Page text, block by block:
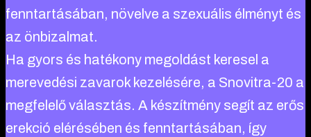
fenntartásában, növelve a szexuális élményt és
az önbizalmat.
Ha gyors és hatékony megoldást keresel a
merevedési zavarok kezelésére, a Snovitra-20 a
megfelelő választás. A készítmény segít az erős
erekció elérésében és fenntartásában, így